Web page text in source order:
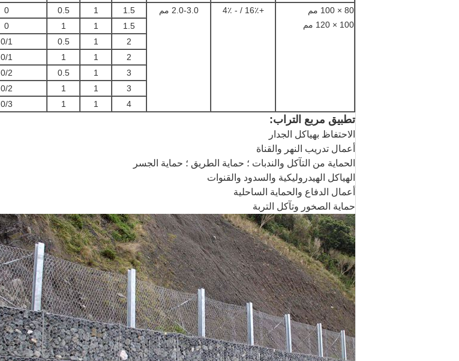
80 × 100 مم
100 × 120 مم
+16٪ / - 4٪ 2.0-3.0 مم 1.5
1
0.5
0
1.5
1
1
0
2
1
0.5
0/1
2
1
1
0/1
3
1
0.5
0/2
3
1
1
0/2
4
1
1
0/3
تطبيق مربع التراب:
الاحتفاظ بهياكل الجدار
أعمال تدريب النهر والقناة
الحماية من التآكل والندبات ؛ حماية الطريق ؛ حماية الجسر
الهياكل الهيدروليكية والسدود والقنوات
أعمال الدفاع والحماية الساحلية
حماية الصخور وتآكل التربة